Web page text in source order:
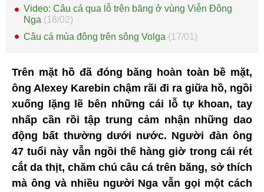
Video: Câu cá qua lỗ trên băng ở vùng Viễn Đông
Nga (18/02)
Câu cá mùa đông trên sông Volga (17/01)
Trên mặt hồ đã đóng băng hoàn toàn bề mặt,
ông Alexey Karebin chậm rãi đi ra giữa hồ, ngồi
xuống lặng lẽ bên những cái lỗ tự khoan, tay
nhấp cần rồi tập trung cảm nhận những dao
động bất thường dưới nước. Người đàn ông
47 tuổi này vẫn ngồi thế hàng giờ trong cái rét
cắt da thịt, chăm chú câu cá trên băng, sở thích
mà ông và nhiều người Nga vẫn gọi một cách